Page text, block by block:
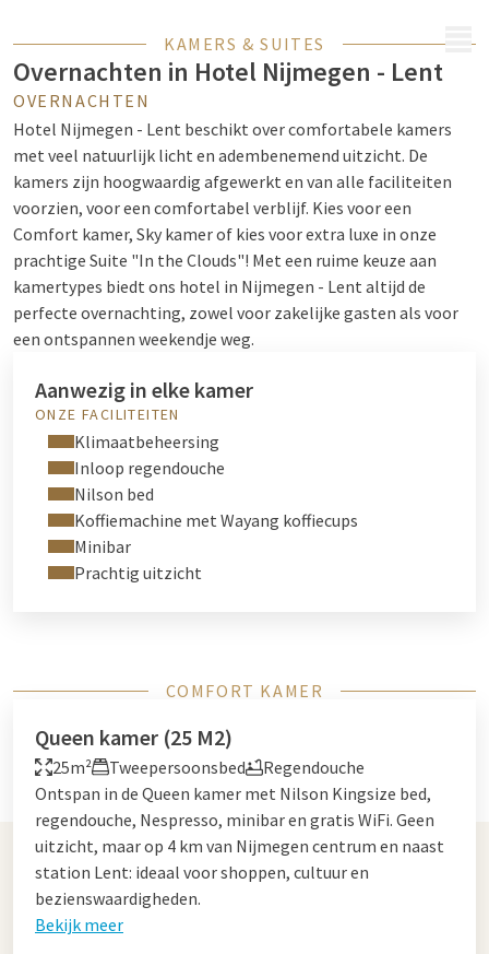
KAMERS & SUITES
Overnachten in Hotel Nijmegen - Lent
OVERNACHTEN
Hotel Nijmegen - Lent beschikt over comfortabele kamers
met veel natuurlijk licht en adembenemend uitzicht. De
kamers zijn hoogwaardig afgewerkt en van alle faciliteiten
voorzien, voor een comfortabel verblijf. Kies voor een
Comfort kamer, Sky kamer of kies voor extra luxe in onze
prachtige Suite "In the Clouds"! Met een ruime keuze aan
kamertypes biedt ons hotel in Nijmegen - Lent altijd de
perfecte overnachting, zowel voor zakelijke gasten als voor
een ontspannen weekendje weg.
Aanwezig in elke kamer
ONZE FACILITEITEN
Klimaatbeheersing
Inloop regendouche
Nilson bed
Koffiemachine met Wayang koffiecups
Minibar
Prachtig uitzicht
COMFORT KAMER
Queen kamer (25 M2)
25m² Tweepersoonsbed
Regendouche
Ontspan in de Queen kamer met Nilson Kingsize bed,
regendouche, Nespresso, minibar en gratis WiFi. Geen
uitzicht, maar op 4 km van Nijmegen centrum en naast
station Lent: ideaal voor shoppen, cultuur en
bezienswaardigheden.
Bekijk meer